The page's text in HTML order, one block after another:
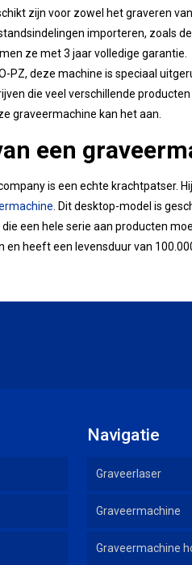
zijn voor zowel het graveren
importeren, zoals
ze met 3 jaar volledige garantie.
PZ, deze machine is speciaal
die veel verschillende
graveermachine kan het aan.
een
is een echte krachtpatser.
. Dit desktop-model is
een hele serie aan producten
heeft een levensduur van
Navigatie
Graveerlaser
Graveermachine
Graveermachine